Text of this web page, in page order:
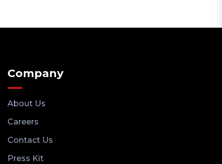
Company
About Us
Careers
Contact Us
Press Kit